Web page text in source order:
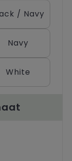
/ Navy
Navy
White